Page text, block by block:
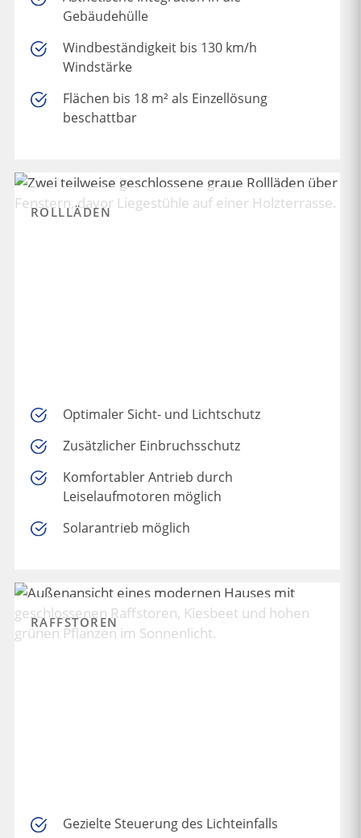
Gebäudehülle
Windbeständigkeit bis 130 km/h
Windstärke
Flächen bis 18 m² als Einzellösung
beschattbar
ROLLLÄDEN
Optimaler Sicht- und Lichtschutz
Zusätzlicher Einbruchsschutz
Komfortabler Antrieb durch
Leiselaufmotoren möglich
Solarantrieb möglich
RAFFSTOREN
Gezielte Steuerung des Lichteinfalls